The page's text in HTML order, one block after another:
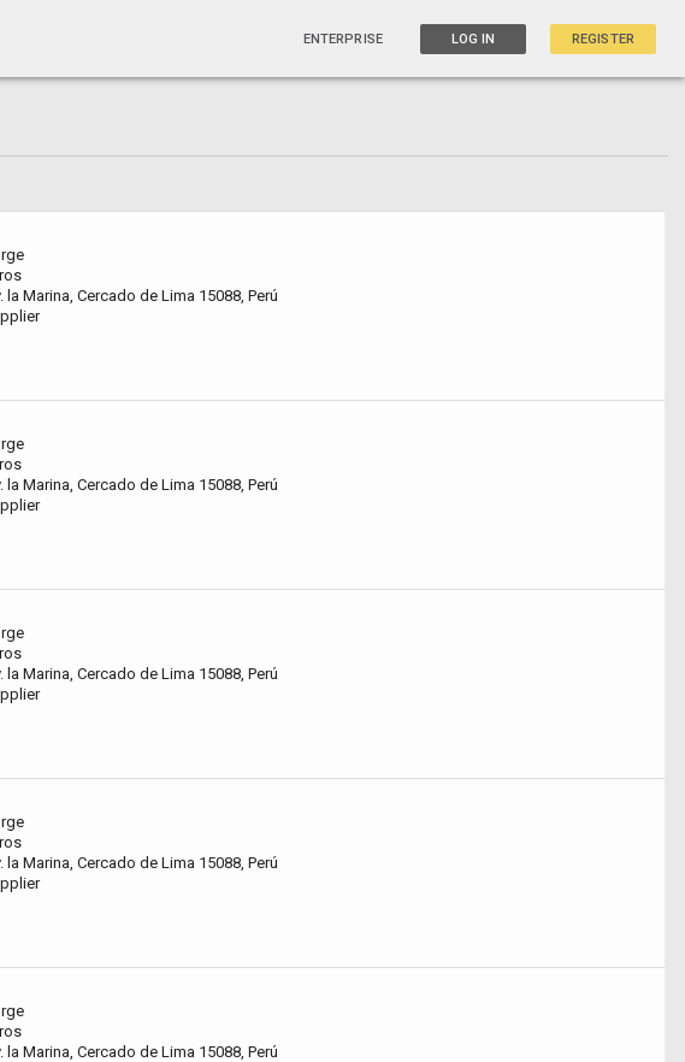
ENTERPRISE LOG IN REGISTER
la Marina, Cercado de Lima 15088, Perú
la Marina, Cercado de Lima 15088, Perú
la Marina, Cercado de Lima 15088, Perú
la Marina, Cercado de Lima 15088, Perú
la Marina, Cercado de Lima 15088, Perú